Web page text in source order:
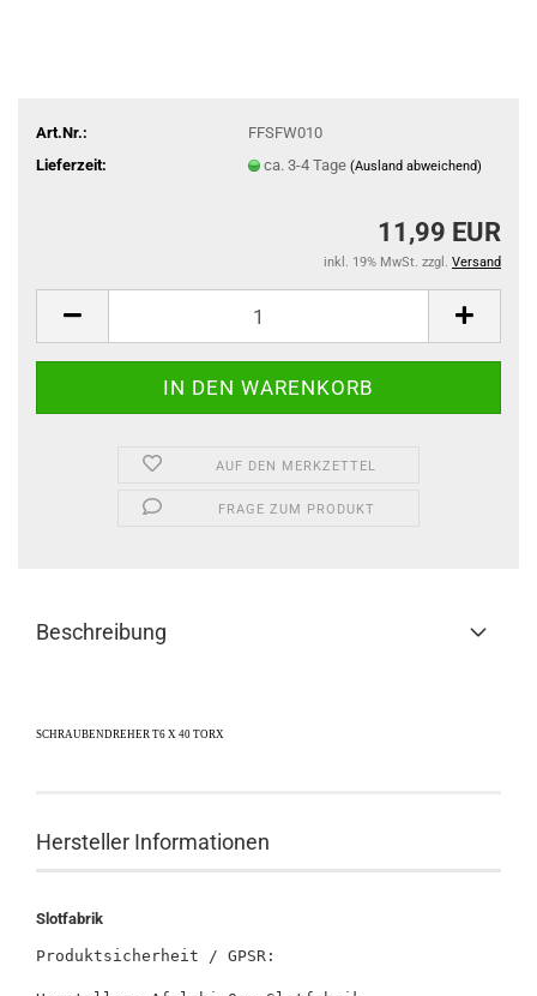
Art.Nr.:
FFSFW010
Lieferzeit:
ca. 3-4 Tage (Ausland abweichend)
11,99 EUR
inkl. 19% MwSt. zzgl. Versand
AUF DEN MERKZETTEL
FRAGE ZUM PRODUKT
Beschreibung
SCHRAUBENDREHER T6 X 40 TORX
Hersteller Informationen
Slotfabrik
Produktsicherheit / GPSR: